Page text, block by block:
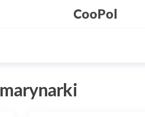
CooPol
marynarki